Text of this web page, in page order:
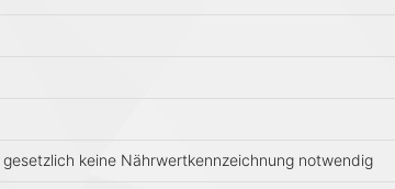
keine Nährwertkennzeichnung notwendig